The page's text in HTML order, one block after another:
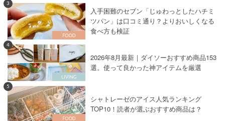
3
入手困難のセブン「じゅわっとしたハチミ
ツパン」は口コミ通り？よりおいしくなる
食べ方も検証
4
2026年8月最新｜ダイソーおすすめ商品153
選。使って良かった神アイテムを厳選
5
シャトレーゼのアイス人気ランキング
TOP10！読者が選ぶおすすめ商品は？